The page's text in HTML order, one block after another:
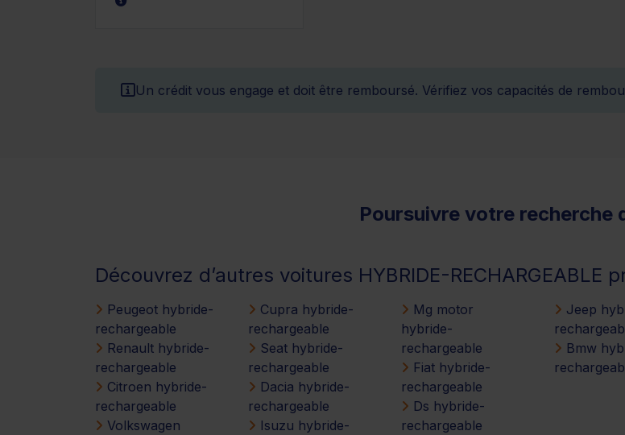
Un crédit vous engage et doit être remboursé. Vérifiez vos capacités de
Poursuivre votre recherche
Découvrez d’autres voitures HYBRIDE-RECHARGEABLE
Peugeot hybride-
rechargeable
Renault hybride-
rechargeable
Citroen hybride-
rechargeable
Volkswagen
Cupra hybride-
rechargeable
Seat hybride-
rechargeable
Dacia hybride-
rechargeable
Isuzu hybride-
Mg motor
hybride-
rechargeable
Fiat hybride-
rechargeable
Ds hybride-
rechargeable
Jeep
Bmw